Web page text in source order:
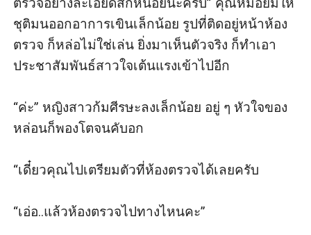
ชุติมนออกอาการเขินเล็กน้อย รูปที่ติดอยู่หน้าห้อง
ตรวจ ก็หล่อไม่ใช่เล่น ยิ่งมาเห็นตัวจริง ก็ทำเอา
ประชาสัมพันธ์สาวใจเต้นแรงเข้าไปอีก
“ค่ะ” หญิงสาวก้มศีรษะลงเล็กน้อย อยู่ ๆ หัวใจของ
หล่อนก็พองโตจนคับอก
“เดี๋ยวคุณไปเตรียมตัวที่ห้องตรวจได้เลยครับ
“เอ่อ..แล้วห้องตรวจไปทางไหนคะ”